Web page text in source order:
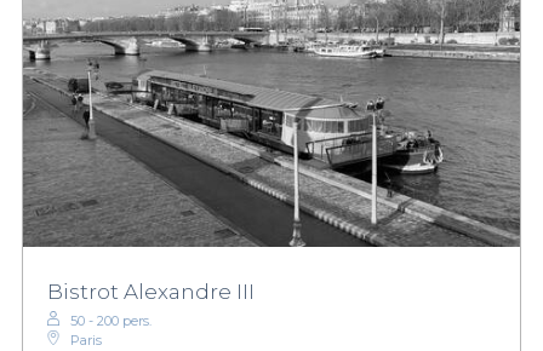
Bistrot Alexandre III
50 - 200 pers.
Paris